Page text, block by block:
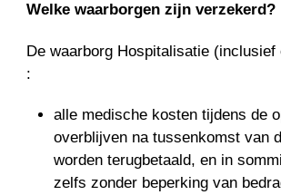
Welke waarborgen zijn verzekerd?
De waarborg Hospitalisatie (inclusief
:
alle medische kosten tijdens de
overblijven na tussenkomst van
worden terugbetaald, en in
zelfs zonder beperking van